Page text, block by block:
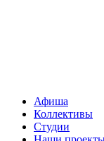
Афиша
Коллективы
Студии